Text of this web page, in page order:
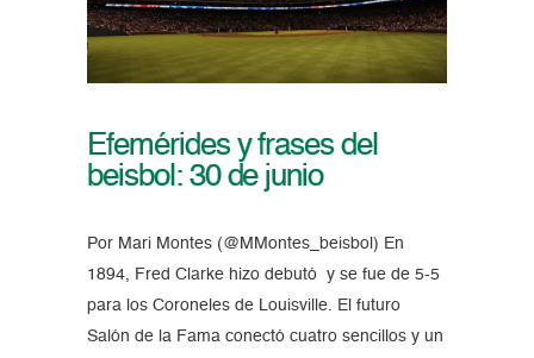
Efemérides y frases del
beisbol: 30 de junio
Por Mari Montes (@MMontes_beisbol) En
1894, Fred Clarke hizo debutó y se fue de 5-5
para los Coroneles de Louisville. El futuro
Salón de la Fama conectó cuatro sencillos y un